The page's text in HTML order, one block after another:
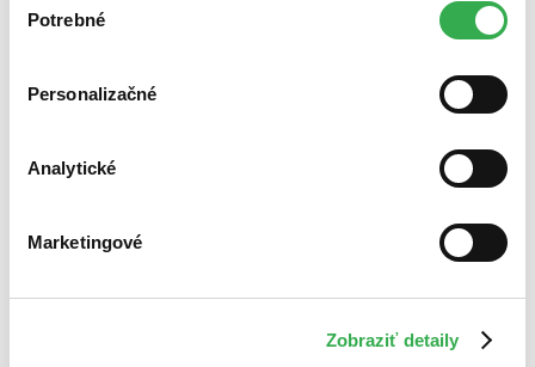
nám pomohlo, keby sme mohli používať všetky tieto
súhlasu
Potrebné
Personalizačné
Analytické
Marketingové
Zobraziť detaily
Najlacnejšie
Najvyššia zľava
Použité filtre